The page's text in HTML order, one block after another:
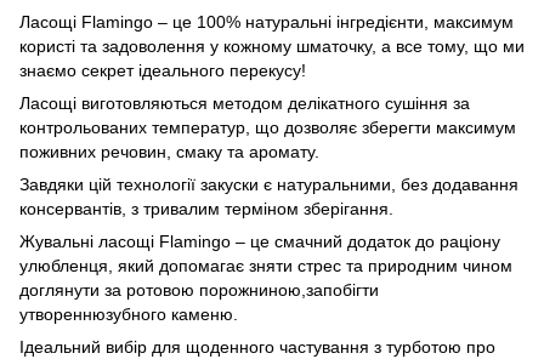
Ласощі Flamingo – це 100% натуральні інгредієнти, максимум
користі та задоволення у кожному шматочку, а все тому, що ми
знаємо секрет ідеального перекусу!
Ласощі виготовляються методом делікатного сушіння за
контрольованих температур, що дозволяє зберегти максимум
поживних речовин, смаку та аромату.
Завдяки цій технології закуски є натуральними, без додавання
консервантів, з тривалим терміном зберігання.
Жувальні ласощі Flamingo – це смачний додаток до раціону
улюбленця, який допомагає зняти стрес та природним чином
доглянути за ротовою порожниною,запобігти
утвореннюзубного каменю.
Ідеальний вибір для щоденного частування з турботою про